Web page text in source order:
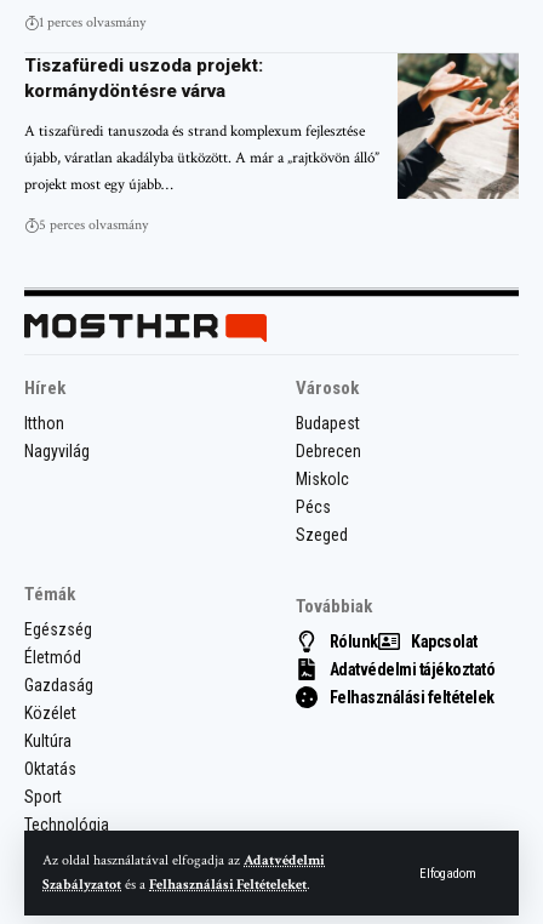
Az oldal használatával elfogadja az Adatvédelmi
Szabályzatot és a Felhasználási Feltételeket.
Elfogadom
1 perces olvasmány
Tiszafüredi uszoda projekt:
kormánydöntésre várva
A tiszafüredi tanuszoda és strand komplexum fejlesztése
újabb, váratlan akadályba ütközött. A már a „rajtkövön álló”
projekt most egy újabb…
5 perces olvasmány
Hírek
Itthon
Nagyvilág
Városok
Budapest
Debrecen
Miskolc
Pécs
Szeged
Témák
Egészség
Életmód
Gazdaság
Közélet
Kultúra
Oktatás
Sport
Technológia
Továbbiak
Rólunk
Kapcsolat
Adatvédelmi tájékoztató
Felhasználási feltételek
© 2025 Most Hír. Minden jog fenntartva.